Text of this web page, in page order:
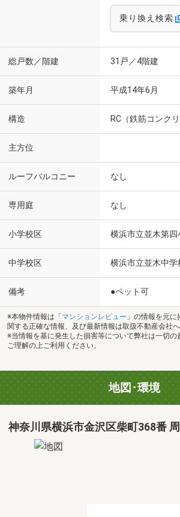
乗り換え検索
総戸数／階建 31戸／4階建
築年月 平成14年6月
構造 RC（鉄筋コンクリ
主方位
ルーフバルコニー なし
専用庭 なし
小学校区 横浜市立並木第四
中学校区 横浜市立並木中学
備考 ●ペット可
※本物件情報は「 マンションレビュー 」の情報を元
関する正確な情報、及び最新情報は取扱不動産会社
※当情報を基に発生した損害等について弊社は一切の
ご理解の上ご利用ください。
地図･環境
神奈川県横浜市金沢区柴町368番